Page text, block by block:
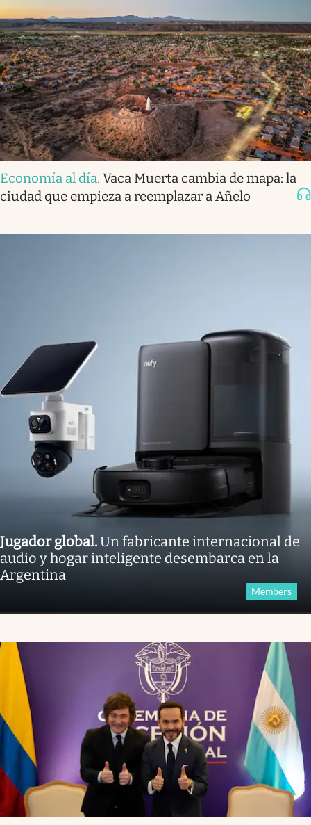
Economía al día. Vaca Muerta cambia de mapa: la
ciudad que empieza a reemplazar a Añelo
Jugador global.Un fabricante internacional de
audio y hogar inteligente desembarca en la
Argentina
Members